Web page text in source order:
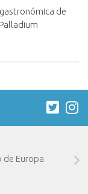
de
de Europa